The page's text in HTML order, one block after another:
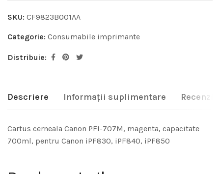
SKU: CF9823B001AA
Categorie: Consumabile imprimante
Distribuie:
Descriere Informații suplimentare Recenzii
Cartus cerneala Canon PFI-707M, magenta, capacitate
700ml, pentru Canon iPF830, iPF840, iPF850